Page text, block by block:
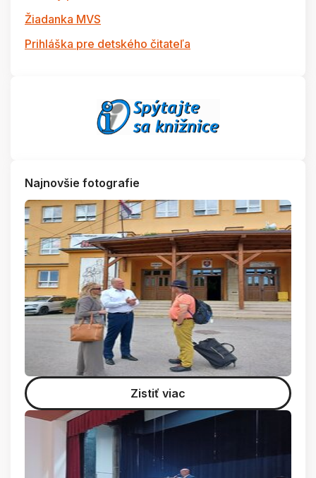
Žiadanka MVS
Prihláška pre detského čitateľa
Najnovšie fotografie
Zistiť viac